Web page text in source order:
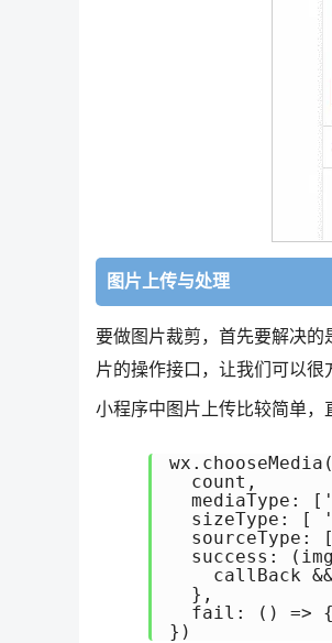
图片上传与处理
要做图片裁剪，首先要解决的
片的操作接口，让我们可以很
小程序中图片上传比较简单，
  count,
mediaType:
sizeType: [
sourceType:
success:
callBack
  },
fail: () =>
})